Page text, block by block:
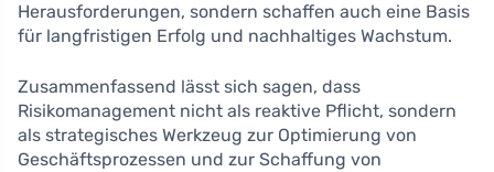
Herausforderungen, sondern schaffen auch eine Basis
für langfristigen Erfolg und nachhaltiges Wachstum.
Zusammenfassend lässt sich sagen, dass
Risikomanagement nicht als reaktive Pflicht, sondern
als strategisches Werkzeug zur Optimierung von
Geschäftsprozessen und zur Schaffung von